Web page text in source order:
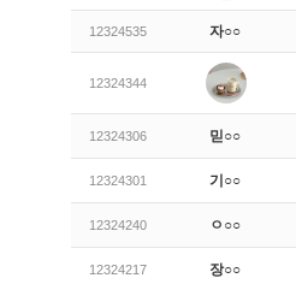
12324535 자○○
12324344
12324306 믿○○
12324301 기○○
12324240 ㅇ○○
12324217 장○○